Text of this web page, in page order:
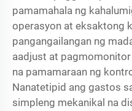
pamamahala ng
operasyon at eksaktong
pangangailangan ng
aadjust at
na pamamaraan ng
Nanatetipid ang gastos
simpleng mekanikal na